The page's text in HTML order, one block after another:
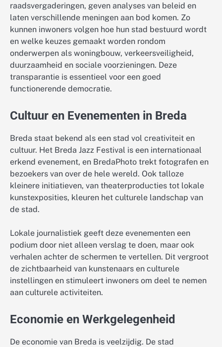
raadsvergaderingen, geven analyses van beleid en
laten verschillende meningen aan bod komen. Zo
kunnen inwoners volgen hoe hun stad bestuurd wordt
en welke keuzes gemaakt worden rondom
onderwerpen als woningbouw, verkeersveiligheid,
duurzaamheid en sociale voorzieningen. Deze
transparantie is essentieel voor een goed
functionerende democratie.
Cultuur en Evenementen in Breda
Breda staat bekend als een stad vol creativiteit en
cultuur. Het Breda Jazz Festival is een internationaal
erkend evenement, en BredaPhoto trekt fotografen en
bezoekers van over de hele wereld. Ook talloze
kleinere initiatieven, van theaterproducties tot lokale
kunstexposities, kleuren het culturele landschap van
de stad.
Lokale journalistiek geeft deze evenementen een
podium door niet alleen verslag te doen, maar ook
verhalen achter de schermen te vertellen. Dit vergroot
de zichtbaarheid van kunstenaars en culturele
instellingen en stimuleert inwoners om deel te nemen
aan culturele activiteiten.
Economie en Werkgelegenheid
De economie van Breda is veelzijdig. De stad